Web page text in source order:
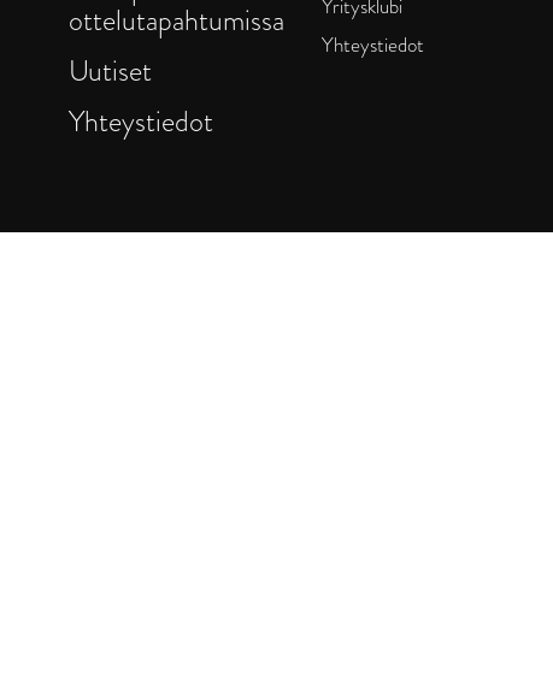
ottelutapahtumissa
Uutiset
Yhteystiedot
Yritysklubi
Yhteystiedot